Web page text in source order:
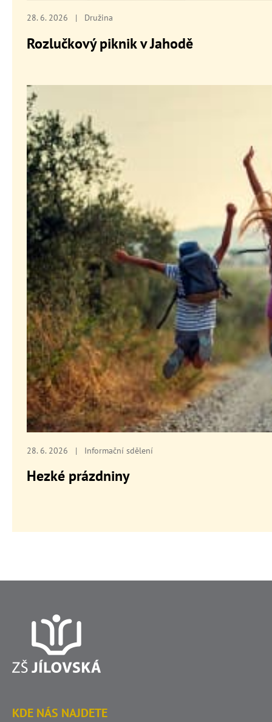
28. 6. 2026 | Družina
Rozlučkový piknik v Jahodě
28. 6. 2026 | Informační sdělení
Hezké prázdniny
KDE NÁS NAJDETE